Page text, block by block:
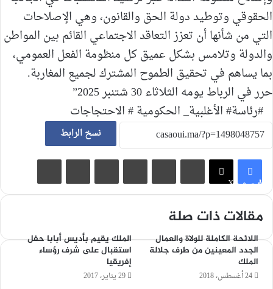
الحقوقي وتوطيد دولة الحق والقانون، وهي الإصلاحات
التي من شأنها أن تعزز التعاقد الاجتماعي القائم بين المواطن
والدولة وتلامس بشكل عميق كل منظومة الفعل العمومي،
بما يساهم في تحقيق الطموح المشترك لجميع المغاربة.
حرر في الرباط يومه الثلاثاء 30 شتنبر 2025”
#رئاسة# الأغلبية_ الحكومية # الاحتجاجات
نسخ الرابط
فيسبوك
X
لينكدإن بينتيريست
مقالات ذات صلة
اللائحة الكاملة للولاة والعمال
الجدد المعينين من طرف جلالة
الملك
24 أغسطس، 2018
الملك يقيم بأديس أبابا حفل
استقبال على شرف رؤساء
إفريقيا
29 يناير، 2017